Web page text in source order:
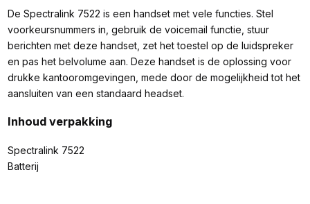
De Spectralink 7522 is een handset met vele functies. Stel
voorkeursnummers in, gebruik de voicemail functie, stuur
berichten met deze handset, zet het toestel op de luidspreker
en pas het belvolume aan. Deze handset is de oplossing voor
drukke kantooromgevingen, mede door de mogelijkheid tot het
aansluiten van een standaard headset.
Inhoud verpakking
Spectralink 7522
Batterij